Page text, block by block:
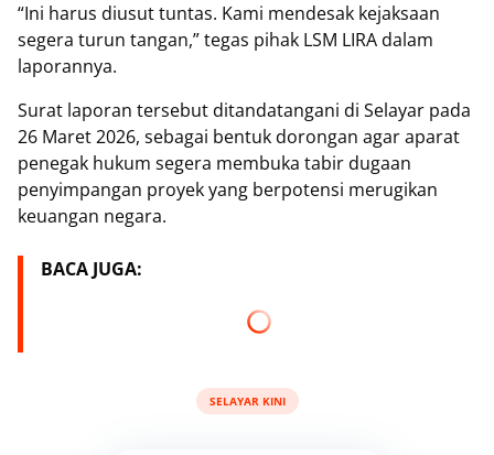
‎“Ini harus diusut tuntas. Kami mendesak kejaksaan
segera turun tangan,” tegas pihak LSM LIRA dalam
laporannya.
‎Surat laporan tersebut ditandatangani di Selayar pada
26 Maret 2026, sebagai bentuk dorongan agar aparat
penegak hukum segera membuka tabir dugaan
penyimpangan proyek yang berpotensi merugikan
keuangan negara.
BACA JUGA:
SELAYAR KINI